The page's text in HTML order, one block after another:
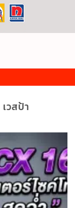
เวสป้า